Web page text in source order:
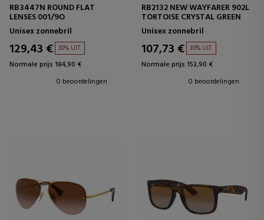
RB3447N ROUND FLAT
LENSES 001/9O
Unisex zonnebril
129,43 € 30% UIT.
Normale prijs 184,90 €
0 beoordelingen
RB2132 NEW WAYFARER 902L
TORTOISE CRYSTAL GREEN
Unisex zonnebril
107,73 € 30% UIT.
Normale prijs 153,90 €
0 beoordelingen